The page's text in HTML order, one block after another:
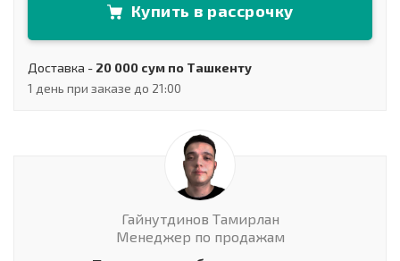
Купить в рассрочку
Доставка - 20 000 сум по Ташкенту
1 день при заказе до 21:00
Гайнутдинов Тамирлан
Менеджер по продажам